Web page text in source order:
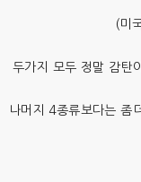
(미
두가지 모두 정말 감탄
나머지 4종류보다는 좀